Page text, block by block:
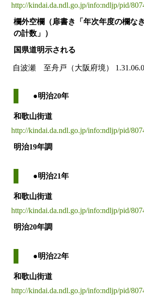
http://kindai.da.ndl.go.jp/info:ndljp/pid/
欄外空欄（扉書き「年次年度の欄な
の計数」）
国県道明示される
自波瀬 至舟戸（大阪府境）
●明治20年
和歌山街道
http://kindai.da.ndl.go.jp/info:ndljp/pid/
明治19年調
●明治21年
和歌山街道
http://kindai.da.ndl.go.jp/info:ndljp/pid/
明治20年調
●明治22年
和歌山街道
http://kindai.da.ndl.go.jp/info:ndljp/pid/